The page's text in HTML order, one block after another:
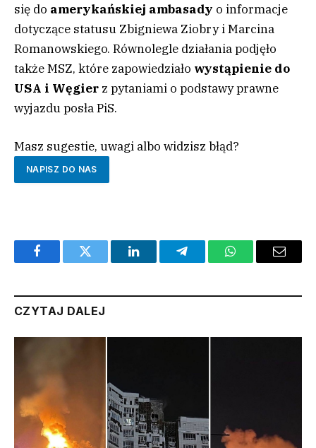
się do amerykańskiej ambasady o informacje
dotyczące statusu Zbigniewa Ziobry i Marcina
Romanowskiego. Równolegle działania podjęło
także MSZ, które zapowiedziało wystąpienie do
USA i Węgier z pytaniami o podstawy prawne
wyjazdu posła PiS.
Masz sugestie, uwagi albo widzisz błąd?
NAPISZ DO NAS
FacebookTwitter LinkedInTelegramWhatsAppEmail
CZYTAJ DALEJ